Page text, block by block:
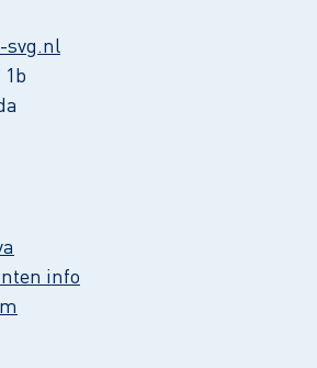
svg.nl
1b
info